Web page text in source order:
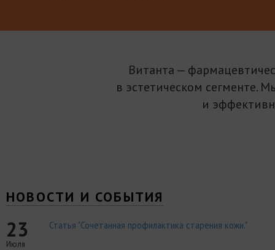
Витанта —
в эстетическом сегменте.
и
НОВОСТИ И СОБЫТИЯ
23
Июля
Статья "Сочетанная профилактика старения кожи."